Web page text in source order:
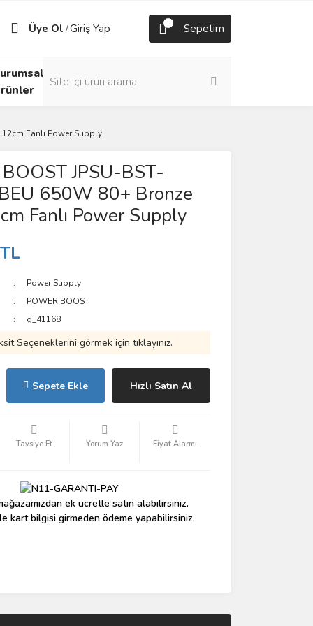
Üye Ol /Giriş Yap Sepetim
12cm Fanlı Power Supply
JPSU-BST-
650W 80+ Bronze
Fanlı Power Supply
Power Supply
POWER BOOST
g_41168
Seçeneklerini görmek için tıklayınız.
Sepete Ekle Hızlı Satın Al
Tavsiye Et Yorum Yaz Fiyat Alarmı
ek ücretle satın alabilirsiniz.
kart bilgisi girmeden ödeme yapabilirsiniz.